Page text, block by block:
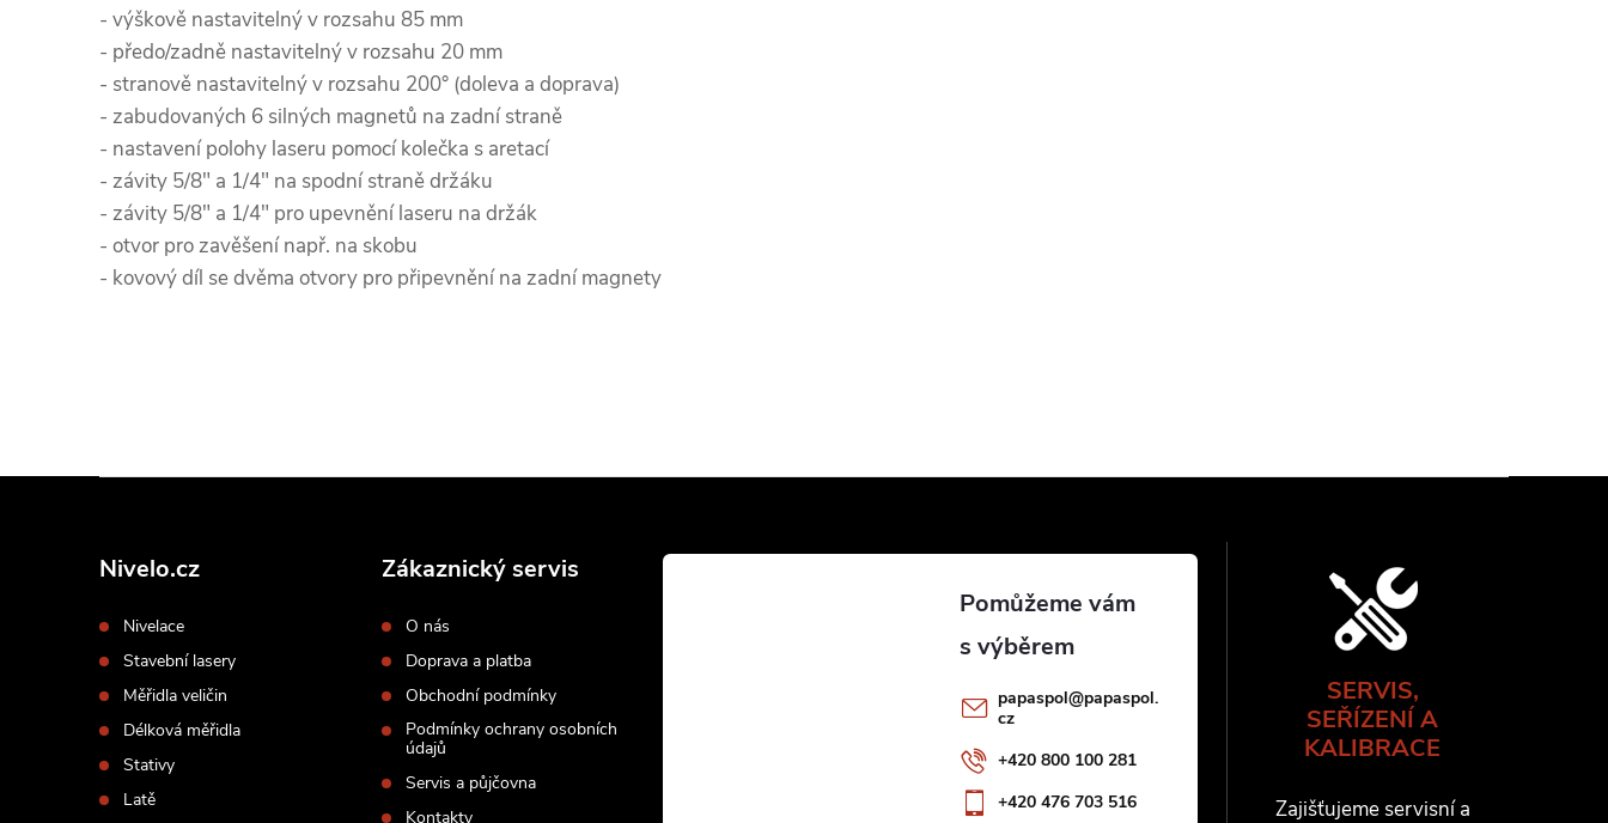
- výškově nastavitelný v rozsahu 85 mm
- předo/zadně nastavitelný v rozsahu 20 mm
- stranově nastavitelný v rozsahu 200° (doleva a doprava)
- zabudovaných 6 silných magnetů na zadní straně
- nastavení polohy laseru pomocí kolečka s aretací
- závity 5/8" a 1/4" na spodní straně držáku
- závity 5/8" a 1/4" pro upevnění laseru na držák
- otvor pro zavěšení např. na skobu
- kovový díl se dvěma otvory pro připevnění na zadní magnety
Nivelo.cz
Nivelace
Stavební lasery
Měřidla veličin
Délková měřidla
Stativy
Latě
Zákaznický servis
O nás
Doprava a platba
Obchodní podmínky
Podmínky ochrany osobních
údajů
Servis a půjčovna
Kontakty
papaspol@papaspol.
cz
+420 800 100 281
+420 476 703 516
SERVIS,
SEŘÍZENÍ A
KALIBRACE
Zajišťujeme servisní a